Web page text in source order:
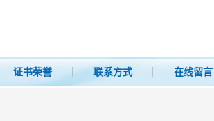
证书荣誉 联系方式 在线留言